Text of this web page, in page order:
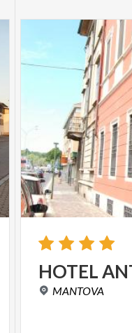
HOTEL
MANTOVA